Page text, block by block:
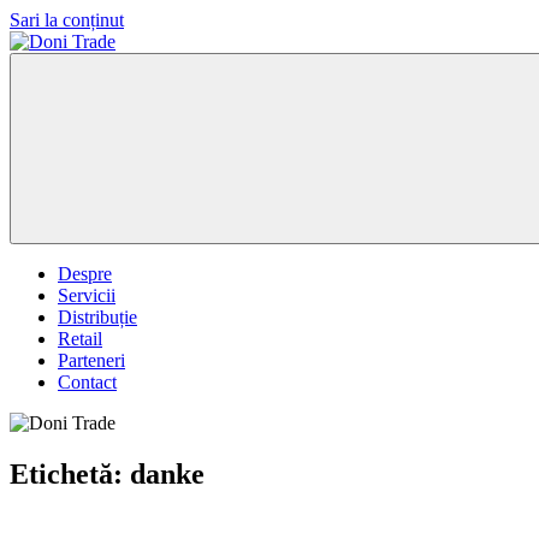
Sari la conținut
Despre
Servicii
Distribuție
Retail
Parteneri
Contact
Etichetă: danke